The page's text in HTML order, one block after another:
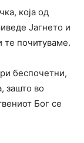
која од
Јагнето и
те почитуваме.
беспочетни,
зашто во
Бог се